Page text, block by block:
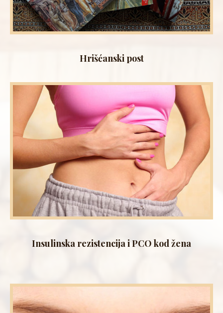
Hrišćanski post
Insulinska rezistencija i PCO kod žena